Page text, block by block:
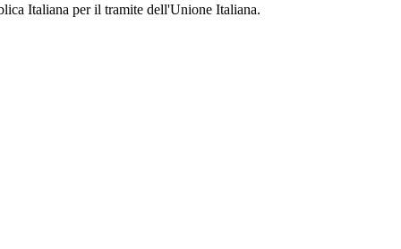
Italiana per il tramite dell'Unione Italiana.